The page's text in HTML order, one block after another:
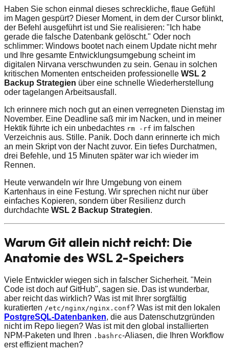
Haben Sie schon einmal dieses schreckliche, flaue Gefühl
im Magen gespürt? Dieser Moment, in dem der Cursor blinkt,
der Befehl ausgeführt ist und Sie realisieren: "Ich habe
gerade die falsche Datenbank gelöscht." Oder noch
schlimmer: Windows bootet nach einem Update nicht mehr
und Ihre gesamte Entwicklungsumgebung scheint im
digitalen Nirvana verschwunden zu sein. Genau in solchen
kritischen Momenten entscheiden professionelle WSL 2
Backup Strategien über eine schnelle Wiederherstellung
oder tagelangen Arbeitsausfall.
Ich erinnere mich noch gut an einen verregneten Dienstag im
November. Eine Deadline saß mir im Nacken, und in meiner
Hektik führte ich ein unbedachtes rm -rf im falschen
Verzeichnis aus. Stille. Panik. Doch dann erinnerte ich mich
an mein Skript von der Nacht zuvor. Ein tiefes Durchatmen,
drei Befehle, und 15 Minuten später war ich wieder im
Rennen.
Heute verwandeln wir Ihre Umgebung von einem
Kartenhaus in eine Festung. Wir sprechen nicht nur über
einfaches Kopieren, sondern über Resilienz durch
durchdachte WSL 2 Backup Strategien.
Warum Git allein nicht reicht: Die
Anatomie des WSL 2-Speichers
Viele Entwickler wiegen sich in falscher Sicherheit. "Mein
Code ist doch auf GitHub", sagen sie. Das ist wunderbar,
aber reicht das wirklich? Was ist mit Ihrer sorgfältig
kuratierten /​etc/​nginx/​nginx.conf? Was ist mit den lokalen
PostgreSQL-Datenbanken, die aus Datenschutzgründen
nicht im Repo liegen? Was ist mit den global installierten
NPM-Paketen und Ihren .bashrc-Aliasen, die Ihren Workflow
erst effizient machen?